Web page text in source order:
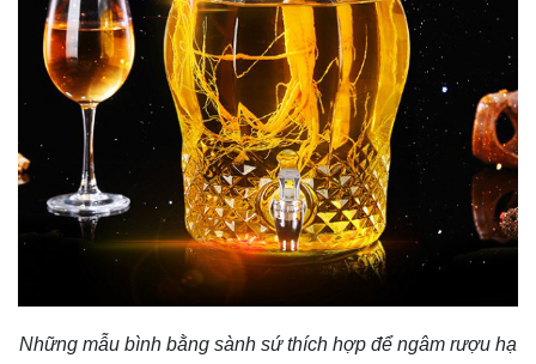
Những mẫu bình bằng sành sứ thích hợp để ngâm rượu hạ